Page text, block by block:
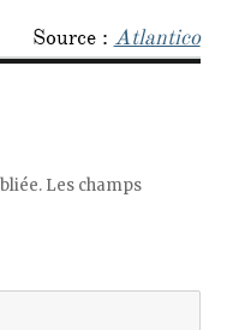
Source :Atlantico
Les champs